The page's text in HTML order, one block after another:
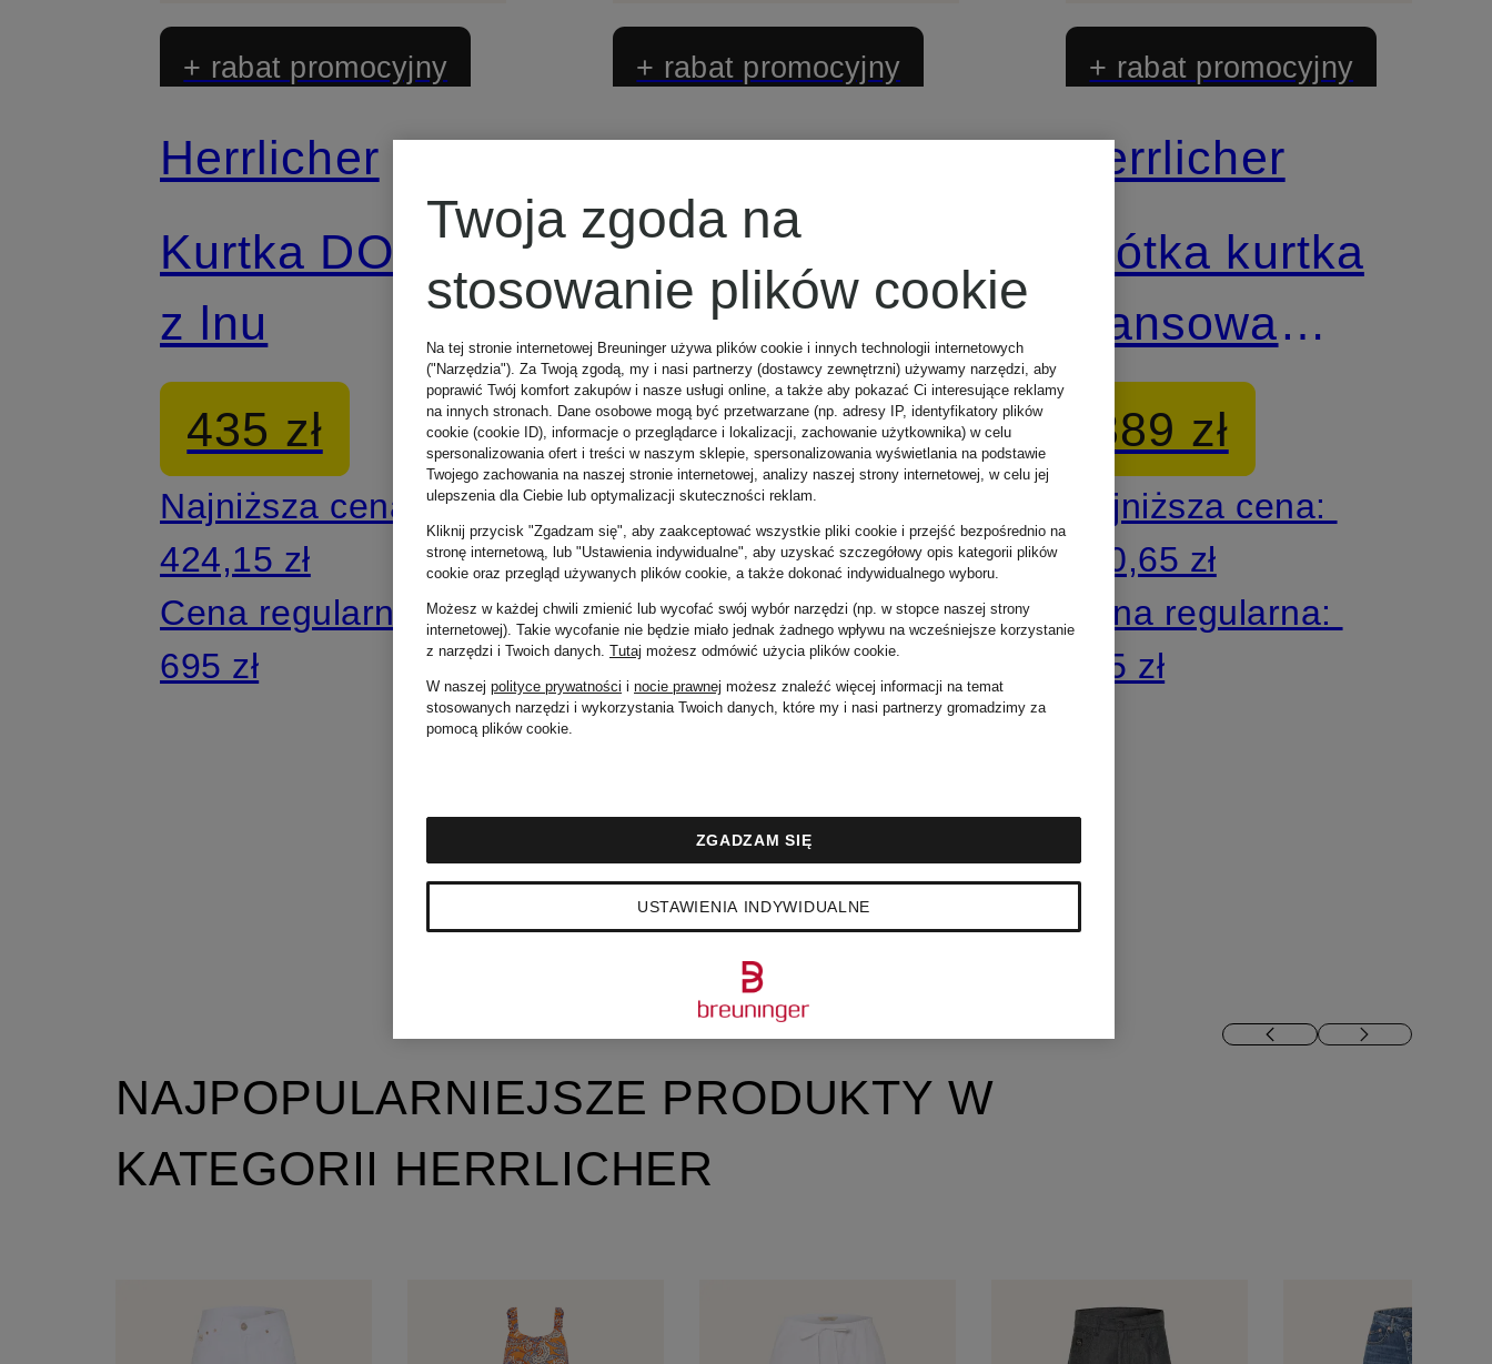
+ rabat promocyjny
Herrlicher
Kurtka DOTTY
z lnu
435 zł
Najniższa cena:
424,15 zł
Cena regularna:
695 zł
+ rabat promocyjny
Herrlicher
Kurtka LORIA
w stylu
skórzanym
285 zł
Najniższa cena:
242,25 zł
Cena regularna:
435 zł
+ rabat promocyjny
Herrlicher
Krótka kurtka
jeansowa
DOTTY
389 zł
Najniższa cena:
330,65 zł
Cena regularna:
695 zł
NAJPOPULARNIEJSZE PRODUKTY W
KATEGORII HERRLICHER
Twoja zgoda na
stosowanie plików cookie
Na tej stronie internetowej Breuninger używa plików cookie i innych technologii internetowych
("Narzędzia"). Za Twoją zgodą, my i nasi partnerzy (dostawcy zewnętrzni) używamy narzędzi, aby
poprawić Twój komfort zakupów i nasze usługi online, a także aby pokazać Ci interesujące reklamy
na innych stronach. Dane osobowe mogą być przetwarzane (np. adresy IP, identyfikatory plików
cookie (cookie ID), informacje o przeglądarce i lokalizacji, zachowanie użytkownika) w celu
spersonalizowania ofert i treści w naszym sklepie, spersonalizowania wyświetlania na podstawie
Twojego zachowania na naszej stronie internetowej, analizy naszej strony internetowej, w celu jej
ulepszenia dla Ciebie lub optymalizacji skuteczności reklam.
Kliknij przycisk "Zgadzam się", aby zaakceptować wszystkie pliki cookie i przejść bezpośrednio na
stronę internetową, lub "Ustawienia indywidualne", aby uzyskać szczegółowy opis kategorii plików
cookie oraz przegląd używanych plików cookie, a także dokonać indywidualnego wyboru.
Możesz w każdej chwili zmienić lub wycofać swój wybór narzędzi (np. w stopce naszej strony
internetowej). Takie wycofanie nie będzie miało jednak żadnego wpływu na wcześniejsze korzystanie
z narzędzi i Twoich danych. Tutaj możesz odmówić użycia plików cookie.
W naszej polityce prywatności i nocie prawnej możesz znaleźć więcej informacji na temat
stosowanych narzędzi i wykorzystania Twoich danych, które my i nasi partnerzy gromadzimy za
pomocą plików cookie.
USTAWIENIA INDYWIDUALNE
ZGADZAM SIĘ